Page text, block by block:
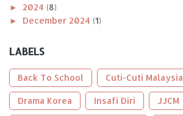
► 2024 (8)
► December 2024 (1)
► October 2024
► April 2024 (1)
►January 2024(2)
►2023 (56)
LABELS
Back To School Cuti-Cuti Malaysia
Drama Korea Insafi Diri JJCM